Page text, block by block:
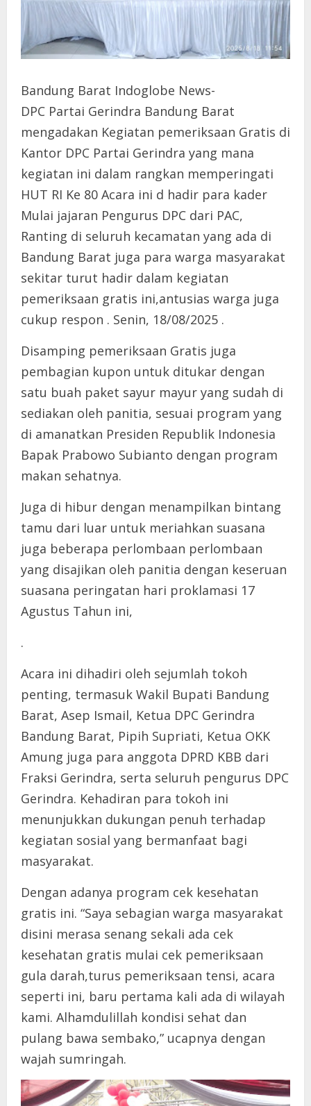
Bandung Barat Indoglobe News-
DPC Partai Gerindra Bandung Barat
mengadakan Kegiatan pemeriksaan Gratis di
Kantor DPC Partai Gerindra yang mana
kegiatan ini dalam rangkan memperingati
HUT RI Ke 80 Acara ini d hadir para kader
Mulai jajaran Pengurus DPC dari PAC,
Ranting di seluruh kecamatan yang ada di
Bandung Barat juga para warga masyarakat
sekitar turut hadir dalam kegiatan
pemeriksaan gratis ini,antusias warga juga
cukup respon . Senin, 18/08/2025 .
Disamping pemeriksaan Gratis juga
pembagian kupon untuk ditukar dengan
satu buah paket sayur mayur yang sudah di
sediakan oleh panitia, sesuai program yang
di amanatkan Presiden Republik Indonesia
Bapak Prabowo Subianto dengan program
makan sehatnya.
Juga di hibur dengan menampilkan bintang
tamu dari luar untuk meriahkan suasana
juga beberapa perlombaan perlombaan
yang disajikan oleh panitia dengan keseruan
suasana peringatan hari proklamasi 17
Agustus Tahun ini,
.
Acara ini dihadiri oleh sejumlah tokoh
penting, termasuk Wakil Bupati Bandung
Barat, Asep Ismail, Ketua DPC Gerindra
Bandung Barat, Pipih Supriati, Ketua OKK
Amung juga para anggota DPRD KBB dari
Fraksi Gerindra, serta seluruh pengurus DPC
Gerindra. Kehadiran para tokoh ini
menunjukkan dukungan penuh terhadap
kegiatan sosial yang bermanfaat bagi
masyarakat.
Dengan adanya program cek kesehatan
gratis ini. “Saya sebagian warga masyarakat
disini merasa senang sekali ada cek
kesehatan gratis mulai cek pemeriksaan
gula darah,turus pemeriksaan tensi, acara
seperti ini, baru pertama kali ada di wilayah
kami. Alhamdulillah kondisi sehat dan
pulang bawa sembako,” ucapnya dengan
wajah sumringah.